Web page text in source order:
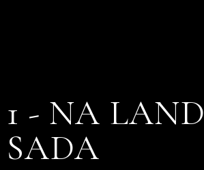
1 - NA
SADA